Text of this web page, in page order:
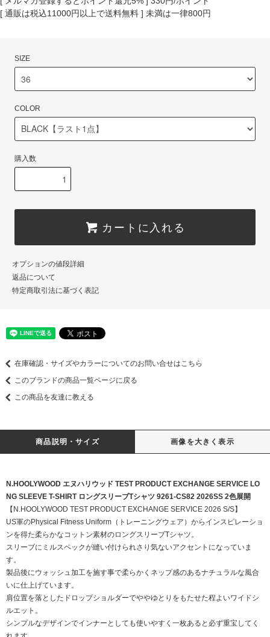
[ 通販は税込11000円以上で送料無料 ] 未満は一律800円
SIZE
COLOR
購入数
カートに入れる
オプションの値段詳細
返品について
特定商取引法に基づく表記
在庫確認・サイズやカラーについてのお問い合せはこちら
このブランドの商品一覧ページに戻る
この商品を友達に教える
商品説明・サイズ 画像を大きく表示
N.HOOLYWOOD エヌハリウッド TEST PRODUCT EXCHANGE SERVICE LO
NG SLEEVE T-SHIRT ロングスリーブTシャツ 9261-CS82 2026SS 2色展開
【N.HOOLYWOOD TEST PRODUCT EXCHANGE SERVICE 2026 S/S】
US軍のPhysical Fitness Uniform（トレーニングウェア）からインスピレーショ
ンを得た柔らかなコットン素材のロングスリーブTシャツ。
スリーブにミルスペックが縫い付けられさり気ないアクセントになっていま
す。
製品後にウォッシュ加工を施す事で柔らかくネップ感のあるナチュラルな風合
いに仕上げています。
肩位置を落としたドロップショルダーでややゆとりをもたせた程よいワイドシ
ルエット。
シンプルなデザインでインナーとしても使いやすく一枚あると必ず重宝してく